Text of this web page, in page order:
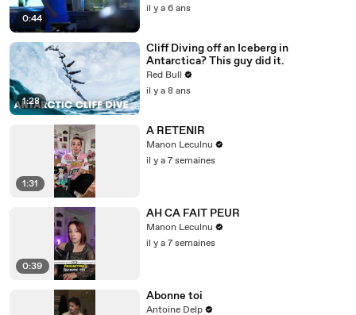
0:44
il y a 6 ans
1:28
Cliff Diving off an Iceberg in
Antarctica? This guy did it.
Red Bull
il y a 8 ans
1:31
A RETENIR
Manon Leculnu
il y a 7 semaines
0:39
AH CA FAIT PEUR
Manon Leculnu
il y a 7 semaines
Abonne toi
Antoine Delp